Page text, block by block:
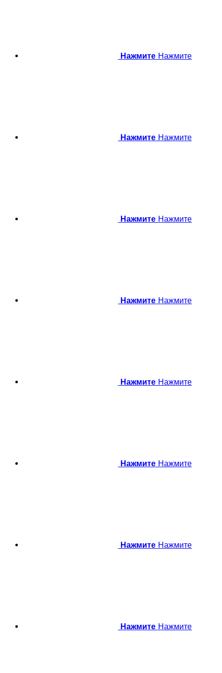
Нажмите Нажмите
Нажмите Нажмите
Нажмите Нажмите
Нажмите Нажмите
Нажмите Нажмите
Нажмите Нажмите
Нажмите Нажмите
Нажмите Нажмите